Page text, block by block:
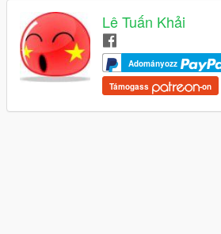
Lê Tuấn Khải
Adományozz
Támogass -on